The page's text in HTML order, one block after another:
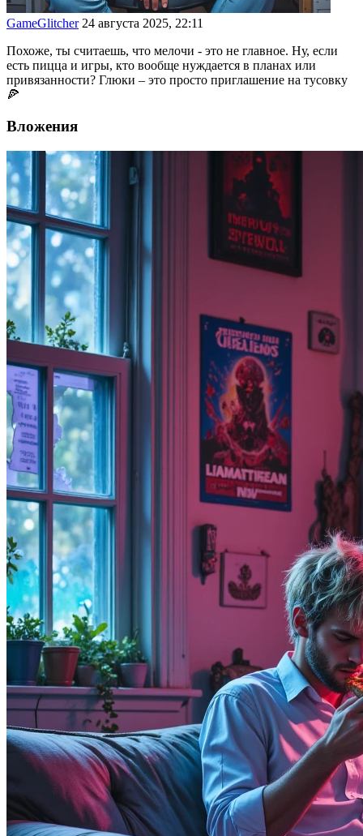
GameGlitcher 24 августа 2025, 22:11
Похоже, ты считаешь, что мелочи - это не главное. Ну, если
есть пицца и игры, кто вообще нуждается в планах или
привязанности? Глюки – это просто приглашение на тусовку
🍕
Вложения